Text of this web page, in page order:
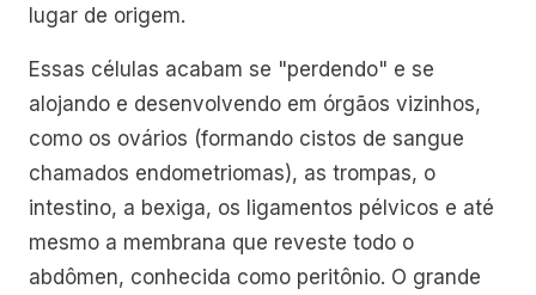
lugar de origem.
Essas células acabam se "perdendo" e se
alojando e desenvolvendo em órgãos vizinhos,
como os ovários (formando cistos de sangue
chamados endometriomas), as trompas, o
intestino, a bexiga, os ligamentos pélvicos e até
mesmo a membrana que reveste todo o
abdômen, conhecida como peritônio. O grande